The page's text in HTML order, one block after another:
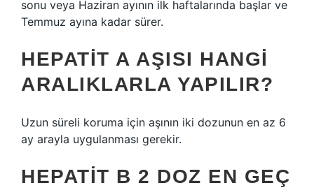
sonu veya Haziran ayının ilk haftalarında başlar ve
Temmuz ayına kadar sürer.
HEPATIT A AŞISI HANGI
ARALIKLARLA YAPILIR?
Uzun süreli koruma için aşının iki dozunun en az 6
ay arayla uygulanması gerekir.
HEPATIT B 2 DOZ EN GEÇ